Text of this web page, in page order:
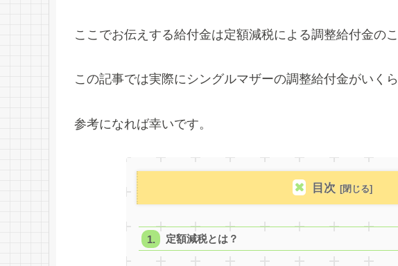
ここでお伝えする給付金は定額減税による調整給付金のこ
この記事では実際にシングルマザーの調整給付金がいく
参考になれば幸いです。
目次
定額減税とは？